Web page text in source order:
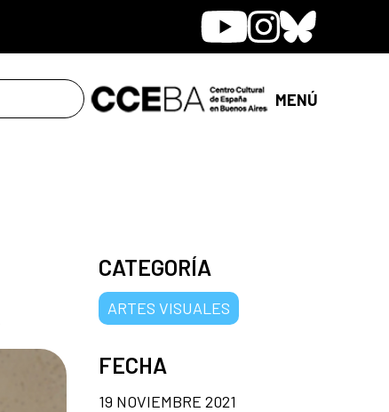
YoutubeInstagram
Bluesky
MENÚ
CATEGORÍA
ARTES VISUALES
FECHA
19 NOVIEMBRE 2021